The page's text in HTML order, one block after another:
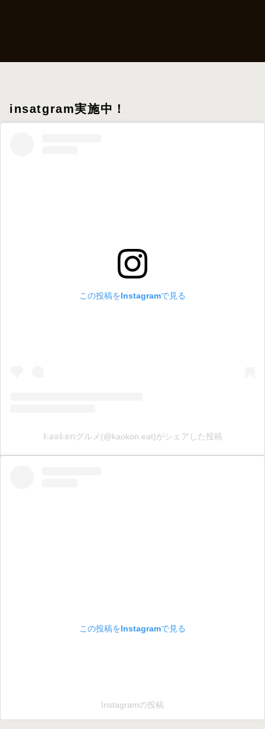
insatgram実施中！
この投稿をInstagramで見る
𝕜𝕒𝕠𝕜𝕠𝕟グルメ(@kaokon.eat)がシェアした投稿
この投稿をInstagramで見る
Instagramの投稿